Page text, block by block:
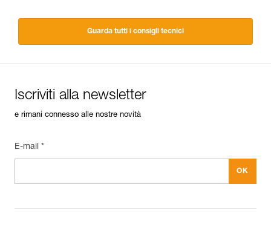
Guarda tutti i consigli tecnici
Iscriviti alla newsletter
e rimani connesso alle nostre novità
E-mail *